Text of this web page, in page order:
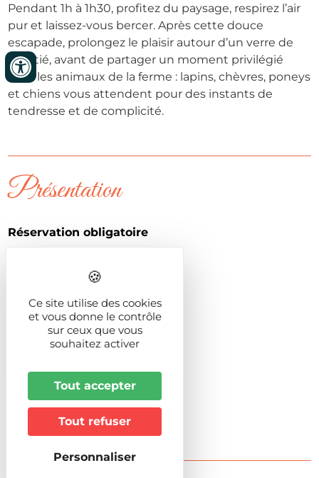
Pendant 1h à 1h30, profitez du paysage, respirez l’air
pur et laissez-vous bercer. Après cette douce
escapade, prolongez le plaisir autour d’un verre de
l’amitié, avant de partager un moment privilégié
avec les animaux de la ferme : lapins, chèvres, poneys
et chiens vous attendent pour des instants de
tendresse et de complicité.
Présentation
Réservation obligatoire
Mini
2
Animaux acceptés
Ce site utilise des cookies
et vous donne le contrôle
sur ceux que vous
souhaitez activer
Tout accepter
Tout refuser
Personnaliser